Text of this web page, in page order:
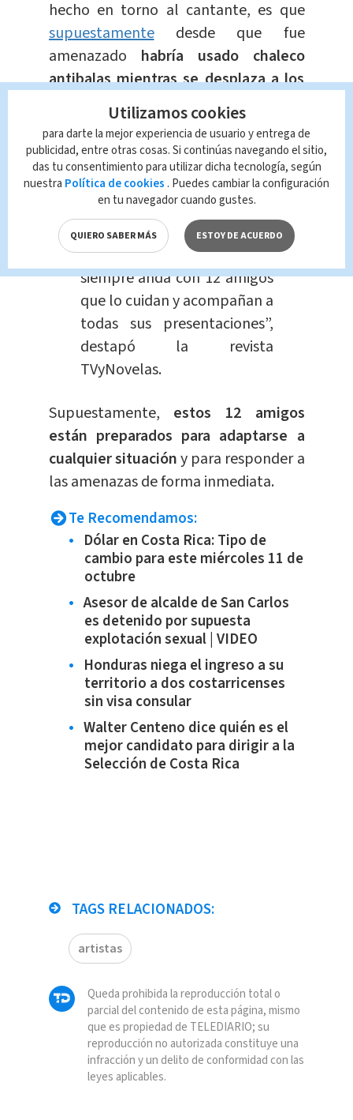
hecho en torno al cantante, es que
supuestamentedesde que fue
amenazado habría usado chaleco
antibalas mientras se desplaza a los
“El equipo de Peso Pluma se
lo tomó en serio y le
recomendó al cantante
mantenerse ubicabley
acompañado siempre por su
staff. Por ahora, el cantante
siempre anda con 12 amigos
que lo cuidan y acompañan a
todas sus presentaciones”,
destapó la revista
TVyNovelas.
Supuestamente, estos 12 amigos
están preparados para adaptarse a
cualquier situacióny para responder a
las amenazas de forma inmediata.
Te Recomendamos:
Dólar en Costa Rica: Tipo de
cambio para este miércoles 11 de
octubre
Asesor de alcalde de San Carlos
es detenido por supuesta
explotación sexual | VIDEO
Honduras niega el ingreso a su
territorio a dos costarricenses
sin visa consular
Walter Centeno dice quién es el
mejor candidato para dirigir a la
Selección de Costa Rica
TAGS RELACIONADOS:
artistas
Queda prohibida la reproducción total o
parcial del contenido de esta página, mismo
que es propiedad de TELEDIARIO; su
reproducción no autorizada constituye una
infracción y un delito de conformidad con las
leyes aplicables.
Utilizamos cookies
para darte la mejor experiencia de usuario y entrega de
publicidad, entre otras cosas. Si continúas navegando el sitio,
das tu consentimiento para utilizar dicha tecnología, según
nuestra Política de cookies . Puedes cambiar la configuración
en tu navegador cuando gustes.
QUIERO SABER MÁS ESTOY DE ACUERDO